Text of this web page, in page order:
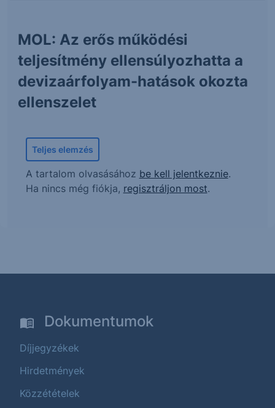
MOL: Az erős működési
teljesítmény ellensúlyozhatta a
devizaárfolyam-hatások okozta
ellenszelet
Teljes elemzés
A tartalom olvasásához be kell jelentkeznie.
Ha nincs még fiókja, regisztráljon most.
Dokumentumok
Díjjegyzékek
Hirdetmények
Közzétételek